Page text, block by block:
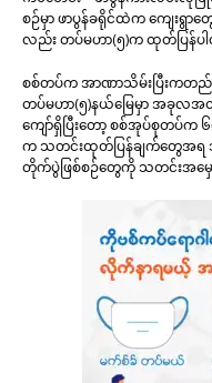
စဉ်မှာ ဖာပွန်ခရိုင်ထဲက ကျေး
လည်း တပ်မဟာ(၅)က ထုတ်ပြန်ပ
စစ်တပ်က အာဏာသိမ်းပြီးကတည်
တပ်မဟာ(၅)နယ်မြေမှာ အခုလ
ကျော်ရှိပြီးတော့ စစ်အုပ်စုတပ်က
က သတင်းထုတ်ပြန်ချက်တွေအ
တိုက်ပွဲဖြစ်စဉ်တွေကို သတင်းအမှေ